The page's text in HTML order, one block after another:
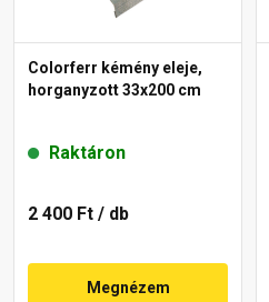
Colorferr kémény eleje,
horganyzott 33x200 cm
Raktáron
2 400 Ft / db
Megnézem